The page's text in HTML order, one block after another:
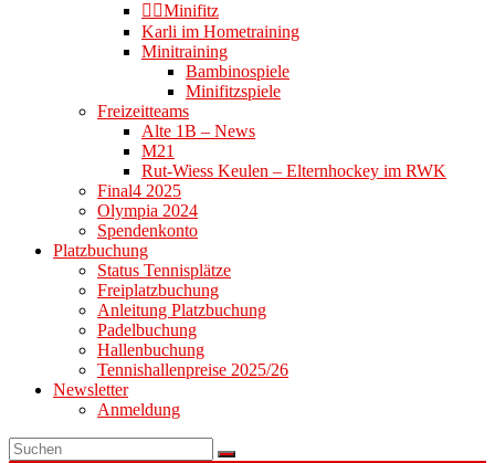
👉🏻Minifitz
Karli im Hometraining
Minitraining
Bambinospiele
Minifitzspiele
Freizeitteams
Alte 1B – News
M21
Rut-Wiess Keulen – Elternhockey im RWK
Final4 2025
Olympia 2024
Spendenkonto
Platzbuchung
Status Tennisplätze
Freiplatzbuchung
Anleitung Platzbuchung
Padelbuchung
Hallenbuchung
Tennishallenpreise 2025/26
Newsletter
Anmeldung